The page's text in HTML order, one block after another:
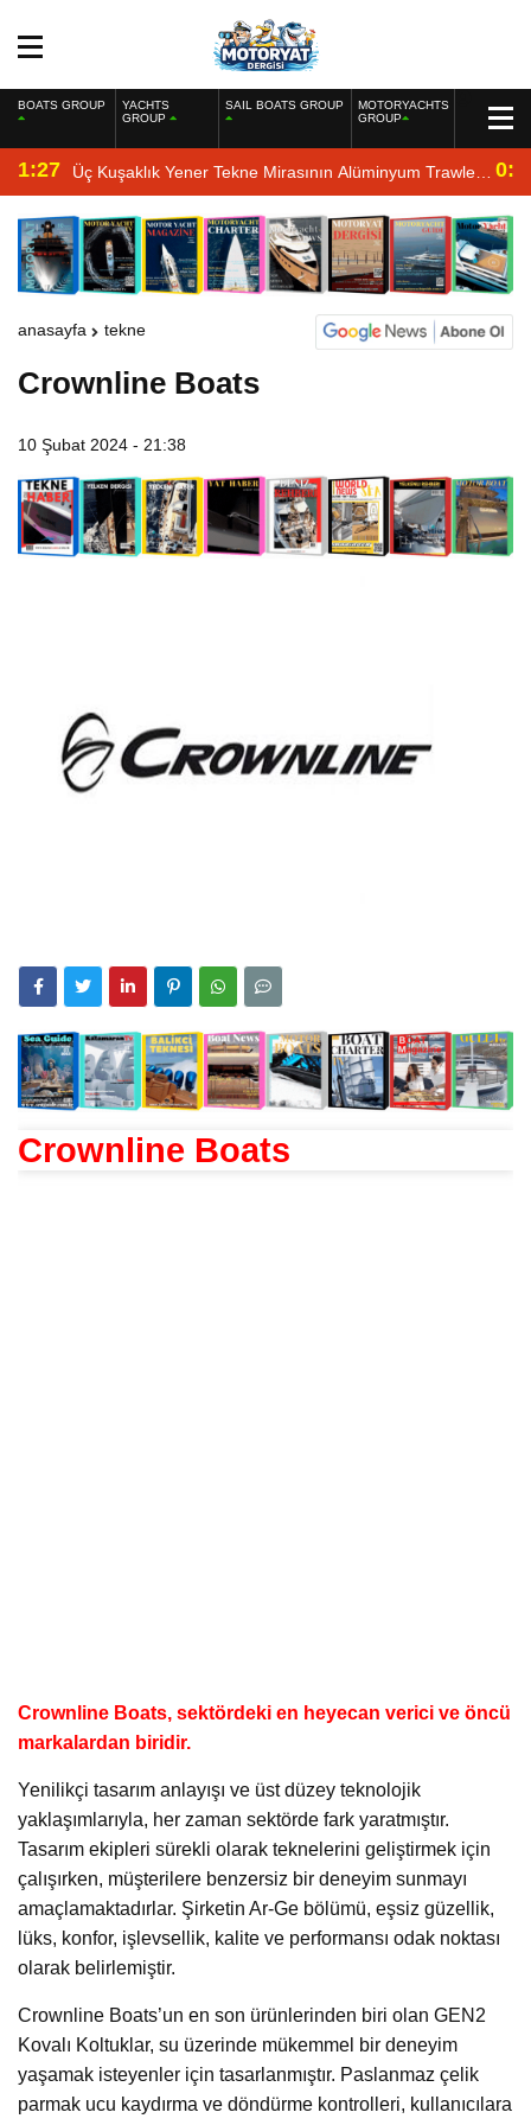
BOATS GROUP
YACHTS
GROUP
SAIL BOATS GROUP
MOTORYACHTS
GROUP
1:27 Üç Kuşaklık Yener Tekne Mirasının Alüminyum Trawler
Yorumu
anasayfa tekne
Crownline Boats
10 Şubat 2024 - 21:38
Crownline Boats
Crownline Boats, sektördeki en heyecan verici ve öncü
markalardan biridir.
Yenilikçi tasarım anlayışı ve üst düzey teknolojik
yaklaşımlarıyla, her zaman sektörde fark yaratmıştır.
Tasarım ekipleri sürekli olarak teknelerini geliştirmek için
çalışırken, müşterilere benzersiz bir deneyim sunmayı
amaçlamaktadırlar. Şirketin Ar-Ge bölümü, eşsiz güzellik,
lüks, konfor, işlevsellik, kalite ve performansı odak noktası
olarak belirlemiştir.
Crownline Boats’un en son ürünlerinden biri olan GEN2
Kovalı Koltuklar, su üzerinde mükemmel bir deneyim
yaşamak isteyenler için tasarlanmıştır. Paslanmaz çelik
parmak ucu kaydırma ve döndürme kontrolleri, kullanıcılara